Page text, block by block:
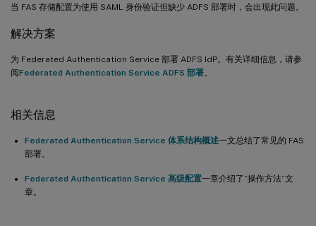
当 FAS 存储配置为使用 SAML 身份验证但缺少 ADFS 部署时，会出现此问题。
解决方案
为 Federated Authentication Service 部署 ADFS IdP。有关详细信息，请参
阅Federated Authentication Service ADFS 部署。
相关信息
Federated Authentication Service 体系结构概述一文总结了常见的 FAS
部署。
Federated Authentication Service 高级配置一章介绍了“操作方法”文
章。